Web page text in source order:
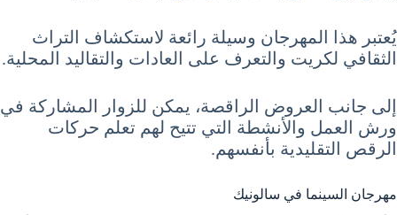
يُعتبر هذا المهرجان وسيلة رائعة لاستكشاف التراث
الثقافي لكريت والتعرف على العادات والتقاليد المحلية.
إلى جانب العروض الراقصة، يمكن للزوار المشاركة في
ورش العمل والأنشطة التي تتيح لهم تعلم حركات
الرقص التقليدية بأنفسهم.
مهرجان السينما في سالونيك